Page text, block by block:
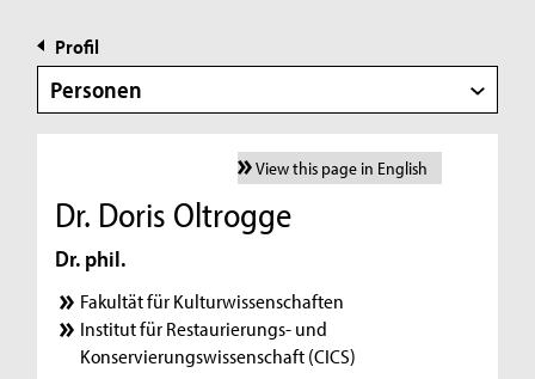
Profil
Personen
View this page in English
Dr. Doris Oltrogge
Dr. phil.
Fakultät für Kulturwissenschaften
Institut für Restaurierungs- und
Konservierungswissenschaft (CICS)